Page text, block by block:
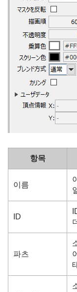
항목
이름
ID
파츠